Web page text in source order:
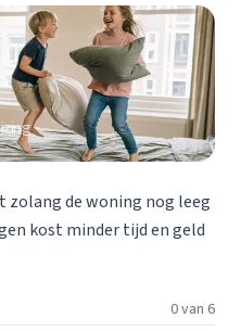
zolang de woning nog leeg
kost minder tijd en geld
0 van 6